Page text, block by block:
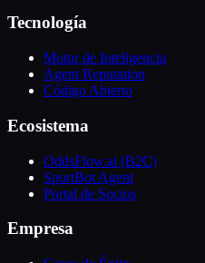
Tecnología
Motor de Inteligencia
Agent Reputation
Código Abierto
Ecosistema
OddsFlow.ai (B2C)
SportBot Agent
Portal de Socios
Empresa